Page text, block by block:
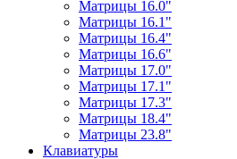
Матрицы 16.0"
Матрицы 16.1"
Матрицы 16.4"
Матрицы 16.6"
Матрицы 17.0"
Матрицы 17.1"
Матрицы 17.3"
Матрицы 18.4"
Матрицы 23.8"
Клавиатуры